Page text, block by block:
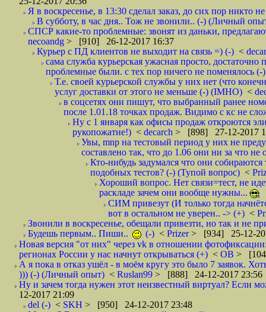
Я в воскресенье, в 13:30 сделал заказ, до сих пор никто
В субботу, в час дня.. Тож не звонили.. (-) (Личный
СПСР какие-то проблемные: звонят из даньки,
necoandg > [910] 26-12-2017 16:37
Курьер с ПД клиентов не выходит на связь =) (-) <
сама служба курьерская ужасная просто,
проблемные были. с тех пор ничего не поменялось (-)
Т.е. своей курьерской службы у них нет (что
услуг доставки от этого не меньше (-) (IMHO) <
в соцсетях они пишут, что выбранный ранее
после 1.01.18 точках продаж. Видимо с кс не
Ну с 1 января как офисы продаж откроются
рукопожатие!) < decarch > [898] 27-12-2017
Увы, mnp на тестовый период у них не
составлено так, что до 1.06 они ни за что не
Кто-нибудь задумался что они
подобных тестов? (-) (Тупой вопрос) <
Хороший вопрос. Нет связи=тест, не
раскладе зачем они вообще нужны...
СИМ привезут (И только тогда
вот в остальном не уверен.. -> (+) <
Звонили в воскресенье, обещали привезти, но так и не
Будешь первым.. Пиши..
(-) < Prizer> [934] 25-12-
Новая версия "от них" через vk в отношении
регионах России у нас начнут открываться (+) < ОВ >
А я пока в отказ ушёл - в моём кругу это было 7 заявок.
))) (-) (Личный опыт) < Ruslan99 > [888] 24-12-2017 23:56
Ну и зачем тогда нужен этот неизвестный виртуал? Если
12-2017 21:09
del (-) < SKH > [950] 24-12-2017 23:48